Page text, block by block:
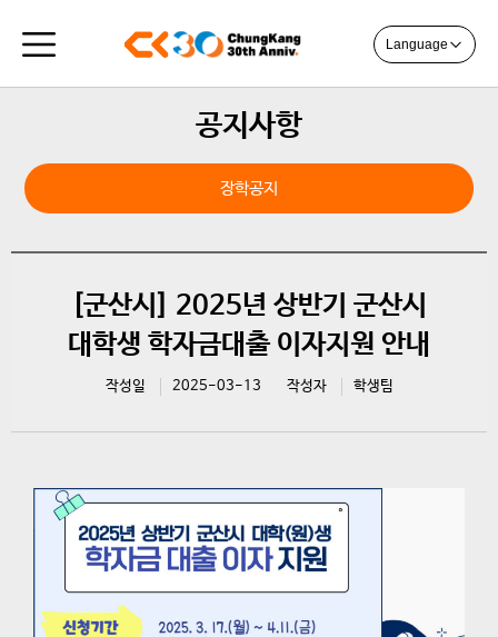
Language
공지사항
장학공지
[군산시] 2025년 상반기 군산시
대학생 학자금대출 이자지원 안내
작성일 2025-03-13 작성자 학생팀